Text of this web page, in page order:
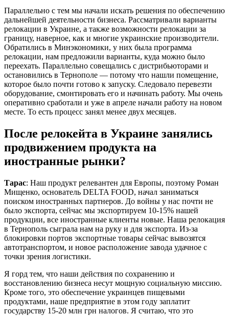
Параллельно с тем мы начали искать решения по обеспечению
дальнейшей деятельности бизнеса. Рассматривали варианты
релокации в Украине, а также возможности релокации за
границу, наверное, как и многие украинские производители.
Обратились в Минэкономики, у них была программа
релокации, нам предложили варианты, куда можно было
переехать. Параллельно совещались с дистрибьюторами и
остановились в Тернополе — потому что нашли помещение,
которое было почти готово к запуску. Следовало перевезти
оборудование, смонтировать его и начинать работу. Мы очень
оперативно сработали и уже в апреле начали работу на новом
месте. То есть процесс занял менее двух месяцев.
После релокейта в Украине занялись
продвижением продукта на
иностранные рынки?
Тарас: Наш продукт релевантен для Европы, поэтому Роман
Мищенко, основатель DELTA FOOD, начал заниматься
поиском иностранных партнеров. До войны у нас почти не
было экспорта, сейчас мы экспортируем 10-15% нашей
продукции, все иностранные клиенты новые. Наша релокация
в Тернополь сыграла нам на руку и для экспорта. Из-за
блокировки портов экспортные товары сейчас вывозятся
автотранспортом, и новое расположение завода удачное с
точки зрения логистики.
Я горд тем, что наши действия по сохранению и
восстановлению бизнеса несут мощную социальную миссию.
Кроме того, это обеспечение украинцев пищевыми
продуктами, наше предприятие в этом году заплатит
государству 15-20 млн грн налогов. Я считаю, что это